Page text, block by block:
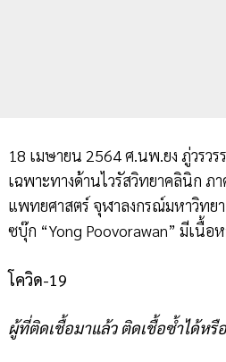
18 เมษายน 2564 ศ.นพ.ยง ภู่วรว
เฉพาะทางด้านไวรัสวิทยาคลินิก ภ
แพทยศาสตร์ จุฬาลงกรณ์มหาวิทย
ซบุ๊ก “Yong Poovorawan” มีเนื้อ
โควิด-19
ผู้ที่ติดเชื้อมาแล้ว ติดเชื้อซ้ำได้หรื